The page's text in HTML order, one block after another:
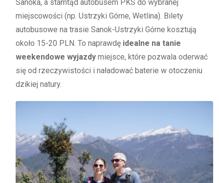
Sanoka, a stamtąd autobusem PKS do wybranej
miejscowości (np. Ustrzyki Górne, Wetlina). Bilety
autobusowe na trasie Sanok-Ustrzyki Górne kosztują
około 15-20 PLN. To naprawdę idealne na tanie
weekendowe wyjazdy miejsce, które pozwala oderwać
się od rzeczywistości i naładować baterie w otoczeniu
dzikiej natury.